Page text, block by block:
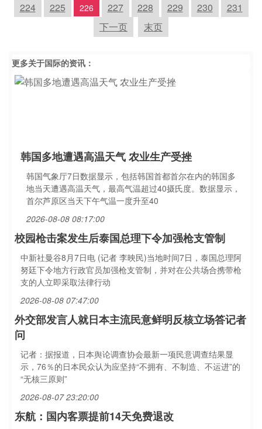
224
225 226 227 228 229 230
231
下一页
末页
更多关于国际的资讯：
韩国多地遭遇高温天气 农业生产受挫
韩国气象厅7日数据显示，包括韩国首都首尔在内的韩国多
地当天遭遇高温天气，最高气温超过40摄氏度。数据显示，
首尔芦原区当天下午气温一度升至40
2026-08-08 08:17:00
校园枪击案发生后泰国总理下令加强枪支管制
中新社曼谷8月7日电 (记者 李映民)当地时间7日，泰国总理阿
努廷下令地方行政官员加强枪支管制，并对在公共场合携带枪
支的人立即采取法律行动
2026-08-08 07:47:00
外交部发言人就日本主流民意鲜明反核立场答记者
问
记者：据报道，日本舆论调查协会最新一项民意调查结果显
示，76％的日本民众认为应坚持“不拥有、不制造、不运进”的
“无核三原则”
2026-08-07 23:20:00
东航：国内客票提前14天免费退改